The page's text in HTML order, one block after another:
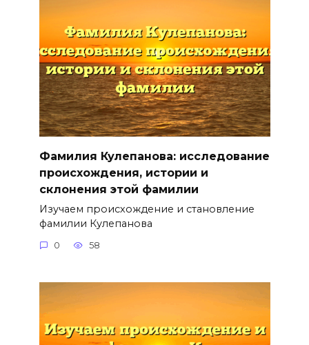
Фамилия Кулепанова: исследование
происхождения, истории и
склонения этой фамилии
Изучаем происхождение и становление
фамилии Кулепанова
0 58